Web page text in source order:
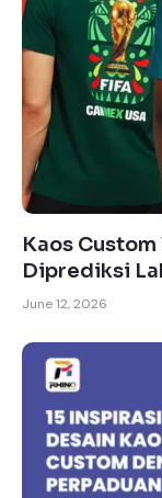
Kaos
Diprediksi
June 12, 2026